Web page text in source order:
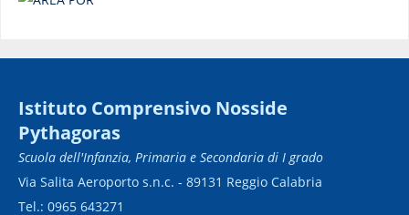
Istituto Comprensivo Nosside
Pythagoras
Scuola dell'Infanzia, Primaria e Secondaria di I grado
Via Salita Aeroporto s.n.c. - 89131 Reggio Calabria
Tel.: 0965 643271